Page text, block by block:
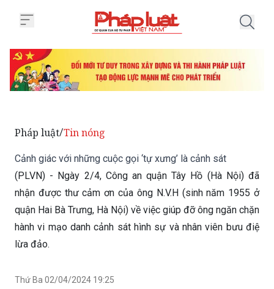
Pháp luật/Tin nóng
Cảnh giác với những cuộc gọi ‘tự xưng’ là cảnh sát
(PLVN) - Ngày 2/4, Công an quận Tây Hồ (Hà Nội) đã
nhận được thư cảm ơn của ông N.V.H (sinh năm 1955 ở
quận Hai Bà Trưng, Hà Nội) về việc giúp đỡ ông ngăn chặn
hành vi mạo danh cảnh sát hình sự và nhân viên bưu điệ
lừa đảo.
Thứ Ba 02/04/2024 19:25